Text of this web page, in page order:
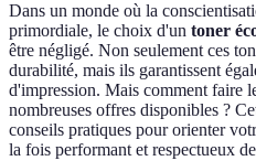
Dans un monde où la
primordiale, le choix d'un toner
être négligé. Non seulement ces
durabilité, mais ils garantissent
d'impression. Mais comment faire
nombreuses offres disponibles ?
conseils pratiques pour orienter
la fois performant et respectueux